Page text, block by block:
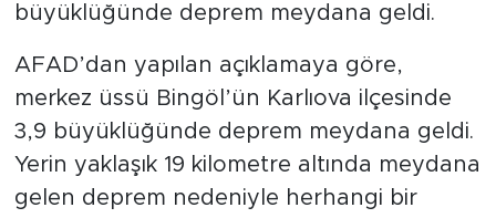
büyüklüğünde deprem meydana geldi.
AFAD’dan yapılan açıklamaya göre,
merkez üssü Bingöl’ün Karlıova ilçesinde
3,9 büyüklüğünde deprem meydana geldi.
Yerin yaklaşık 19 kilometre altında meydana
gelen deprem nedeniyle herhangi bir
Bingöl Kaza Haberleri